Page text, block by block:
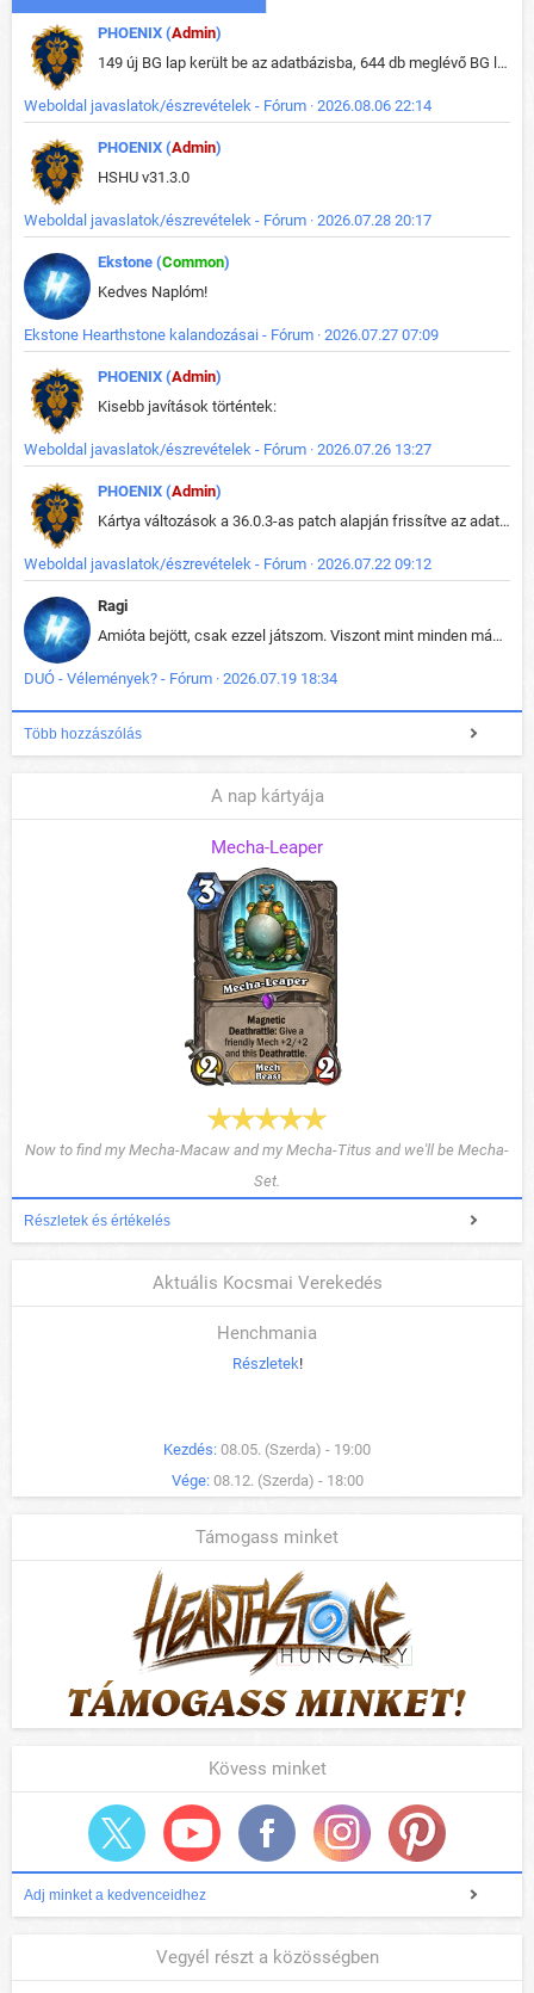
PHOENIX (Admin)
149 új BG lap került be az adatbázisba, 644 db meglévő BG lap módosult, bekerültek az új képek a megváltozott lapokhoz is.
Weboldal javaslatok/észrevételek - Fórum · 2026.08.06 22:14
PHOENIX (Admin)
HSHU v31.3.0
Weboldal javaslatok/észrevételek - Fórum · 2026.07.28 20:17
Ekstone (Common)
Kedves Naplóm!
Ekstone Hearthstone kalandozásai - Fórum · 2026.07.27 07:09
PHOENIX (Admin)
Kisebb javítások történtek:
Weboldal javaslatok/észrevételek - Fórum · 2026.07.26 13:27
PHOENIX (Admin)
Kártya változások a 36.0.3-as patch alapján frissítve az adatbázisban (képek is cserélve).
Weboldal javaslatok/észrevételek - Fórum · 2026.07.22 09:12
Ragi
Amióta bejött, csak ezzel játszom. Viszont mint minden más - akár az alapjáték is, ez is baromira összetett lett. Néha már pár kör után is esélytelen az egész. Vagy irreállisan túltápol valaki, vagy lelép a partner, vagy csak hülye mint a segg. És amikor eljönne az én időm, na akkor jön el mindenki másé is. Engem jobban érdekelne, hogy ki milyen ratingen szokott játszani. Na ez lenne egy érdekes adat.
DUÓ - Vélemények? - Fórum · 2026.07.19 18:34
Több hozzászólás
A nap kártyája
Mecha-Leaper
Now to find my Mecha-Macaw and my Mecha-Titus and we'll be Mecha-
Set.
Részletek és értékelés
Aktuális Kocsmai Verekedés
Henchmania
Részletek!
Kezdés: 08.05. (Szerda) - 19:00
Vége: 08.12. (Szerda) - 18:00
Támogass minket
Kövess minket
Adj minket a kedvenceidhez
Vegyél részt a közösségben